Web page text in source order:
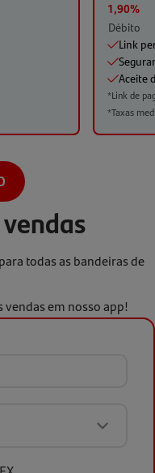
1,90%
Débito
Link
Aceite
*Link de
*Taxas
todas as bandeiras de
em nosso app!